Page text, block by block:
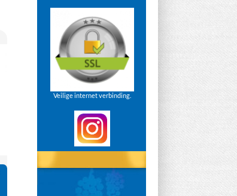
Veilige internet verbinding.